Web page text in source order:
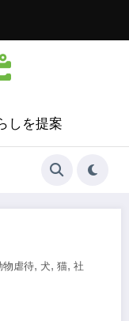
しを提案
物虐待, 犬, 猫, 社